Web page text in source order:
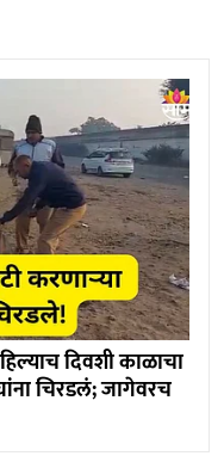
दिवशी काळाचा
चिरडलं; जागेवरच